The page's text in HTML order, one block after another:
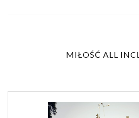
MIŁOŚĆ ALL